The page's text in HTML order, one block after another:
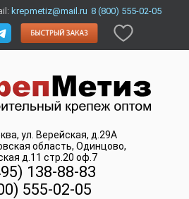
krepmetiz@mail.ru 8 (800) 555-02-05
, ул. Верейская, д.29А
область, Одинцово,
д.11 стр.20 оф.7
138-88-83
555-02-05